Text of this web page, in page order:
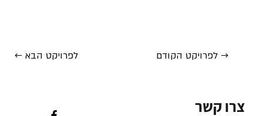
← לפרויקט הבא לפרויקט הקודם →
צרו קשר